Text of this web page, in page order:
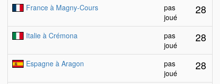
France à Magny-Cours
pas
joué
28
Italie à Crémona
pas
joué
28
Espagne à Aragon
pas
joué
28